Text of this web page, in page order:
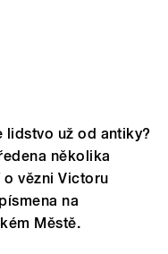
lidstvo už od antiky?
několika
o vězni Victoru
na
Městě.